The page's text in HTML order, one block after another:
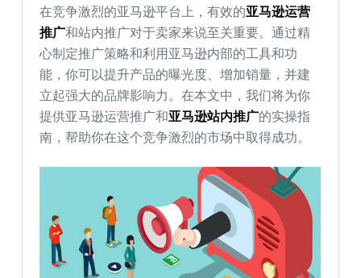
在竞争激烈的亚马逊平台上，有效的亚马逊运营
推广和站内推广对于卖家来说至关重要。通过精
心制定推广策略和利用亚马逊内部的工具和功
能，你可以提升产品的曝光度、增加销量，并建
立起强大的品牌影响力。在本文中，我们将为你
提供亚马逊运营推广和亚马逊站内推广的实操指
南，帮助你在这个竞争激烈的市场中取得成功。